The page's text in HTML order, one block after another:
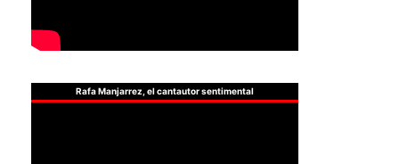
Rafa Manjarrez, el cantautor sentimental